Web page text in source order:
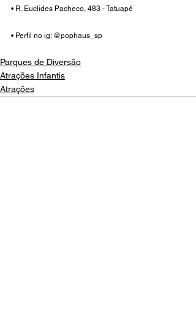
• R. Euclides Pacheco, 483 - Tatuapé
• Perfil no ig: @pophaus_sp
Parques de Diversão
Atrações Infantis
Atrações